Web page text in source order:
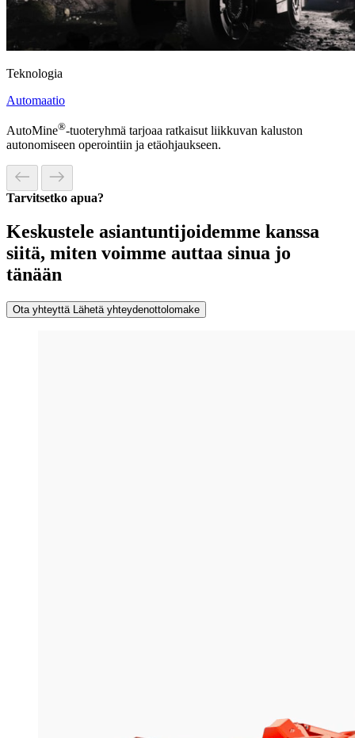
Teknologia
Automaatio
AutoMine®-tuoteryhmä tarjoaa ratkaisut liikkuvan kaluston
autonomiseen operointiin ja etäohjaukseen.
Tarvitsetko apua?
Keskustele asiantuntijoidemme kanssa
siitä, miten voimme auttaa sinua jo
tänään
Ota yhteyttä Lähetä yhteydenottolomake